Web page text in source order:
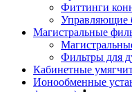
Фиттинги
Управляющие
Магистральные
Фильтры для
Кабинетные
Ионообменные